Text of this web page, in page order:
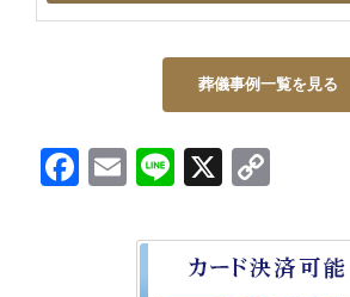
葬儀事例一覧を見る
Facebook
EmailLine
X